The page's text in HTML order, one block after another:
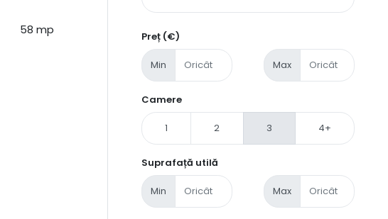
58 mp Preț (€)
Min Max
Camere
1 2 3 4+
Suprafață utilă
Min Max